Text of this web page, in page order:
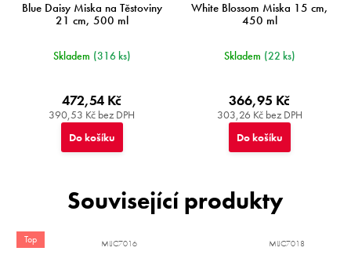
Blue Daisy Miska na Těstoviny
21 cm, 500 ml
Skladem (316 ks)
390,53 Kč bez DPH
472,54 Kč
Do košíku
White Blossom Miska 15 cm,
450 ml
Skladem (22 ks)
303,26 Kč bez DPH
366,95 Kč
Do košíku
Související produkty
Top MIJC7016 MIJC7018